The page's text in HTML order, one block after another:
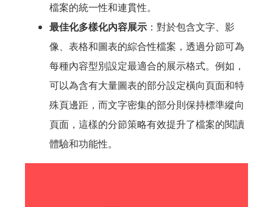
檔案的統一性和連貫性。
最佳化多樣化內容展示：對於包含文字、影
像、表格和圖表的綜合性檔案，透過分節可為
每種內容型別設定最適合的展示格式。例如，
可以為含有大量圖表的部分設定橫向頁面和特
殊頁邊距，而文字密集的部分則保持標準縱向
頁面，這樣的分節策略有效提升了檔案的閱讀
體驗和功能性。